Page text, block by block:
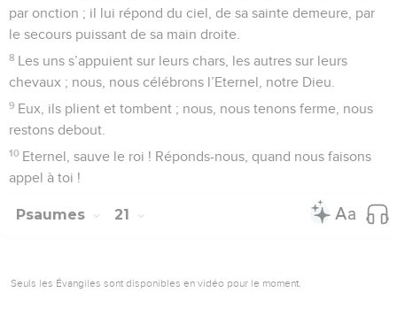
par onction ; il lui répond du ciel, de sa sainte demeure, par
le secours puissant de sa main droite.
8 Les uns s’appuient sur leurs chars, les autres sur leurs
chevaux ; nous, nous célébrons l’Eternel, notre Dieu.
9 Eux, ils plient et tombent ; nous, nous tenons ferme, nous
restons debout.
10 Eternel, sauve le roi ! Réponds-nous, quand nous faisons
appel à toi !
Psaumes 21
Seuls les Évangiles sont disponibles en vidéo pour le moment.